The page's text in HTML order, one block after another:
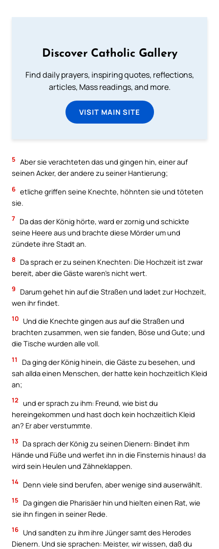
Discover Catholic Gallery
Find daily prayers, inspiring quotes, reflections,
articles, Mass readings, and more.
VISIT MAIN SITE
5 Aber sie verachteten das und gingen hin, einer auf
seinen Acker, der andere zu seiner Hantierung;
6 etliche griffen seine Knechte, höhnten sie und töteten
sie.
7 Da das der König hörte, ward er zornig und schickte
seine Heere aus und brachte diese Mörder um und
zündete ihre Stadt an.
8
Da sprach er zu seinen Knechten: Die Hochzeit ist zwar
bereit, aber die Gäste waren’s nicht wert.
9
Darum gehet hin auf die Straßen und ladet zur Hochzeit,
wen ihr findet.
10 Und die Knechte gingen aus auf die Straßen und
brachten zusammen, wen sie fanden, Böse und Gute; und
die Tische wurden alle voll.
11
Da ging der König hinein, die Gäste zu besehen, und
sah allda einen Menschen, der hatte kein hochzeitlich Kleid
an;
12 und er sprach zu ihm: Freund, wie bist du
hereingekommen und hast doch kein hochzeitlich Kleid
an? Er aber verstummte.
13 Da sprach der König zu seinen Dienern: Bindet ihm
Hände und Füße und werfet ihn in die Finsternis hinaus! da
wird sein Heulen und Zähneklappen.
14 Denn viele sind berufen, aber wenige sind auserwählt.
15
Da gingen die Pharisäer hin und hielten einen Rat, wie
sie ihn fingen in seiner Rede.
16 Und sandten zu ihm ihre Jünger samt des Herodes
Dienern. Und sie sprachen: Meister, wir wissen, daß du